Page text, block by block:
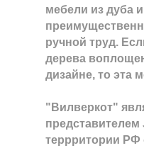
мебели из дуба
ручной труд.
дерева
дизайне, то эта
"Вилверкот"
представителем
террритории РФ